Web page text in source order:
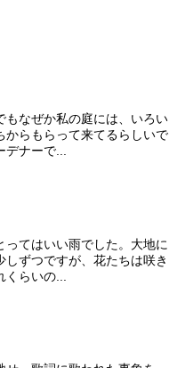
なぜか私の庭には、いろい
からもらって来てるらしいで
デナーで...
てはいい雨でした。大地に
ずつですが、花たちは咲き
らいの...